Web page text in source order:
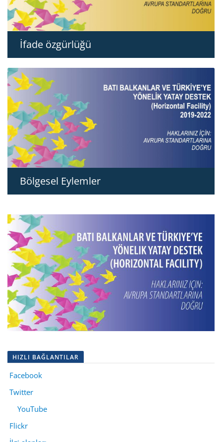
İfade özgürlüğü
Bölgesel Eylemler
HIZLI BAĞLANTILAR
Facebook
Twitter
YouTube
Flickr